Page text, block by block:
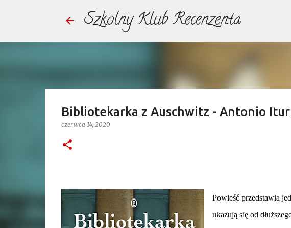
Szkolny Klub Recenzenta
Bibliotekarka z Auschwitz - Antonio
czerwca 14, 2020
Powieść przedstawia
ukazują się od